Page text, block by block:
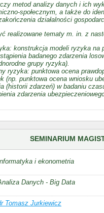
metod analizy danych i ich
społecznym, a także do
działalności
realizowane tematy m. in. z
konstrukcja modeli ryzyka na
badanego zdarzenia
grupy ryzyka).
ryzyka: punktowa ocena
(np. punktowa ocena wniosku
(historii zdarzeń) w badaniu
zdarzenia
SEMINARIUM
i ekonometria
Danych - Big Data
Tomasz Jurkiewicz